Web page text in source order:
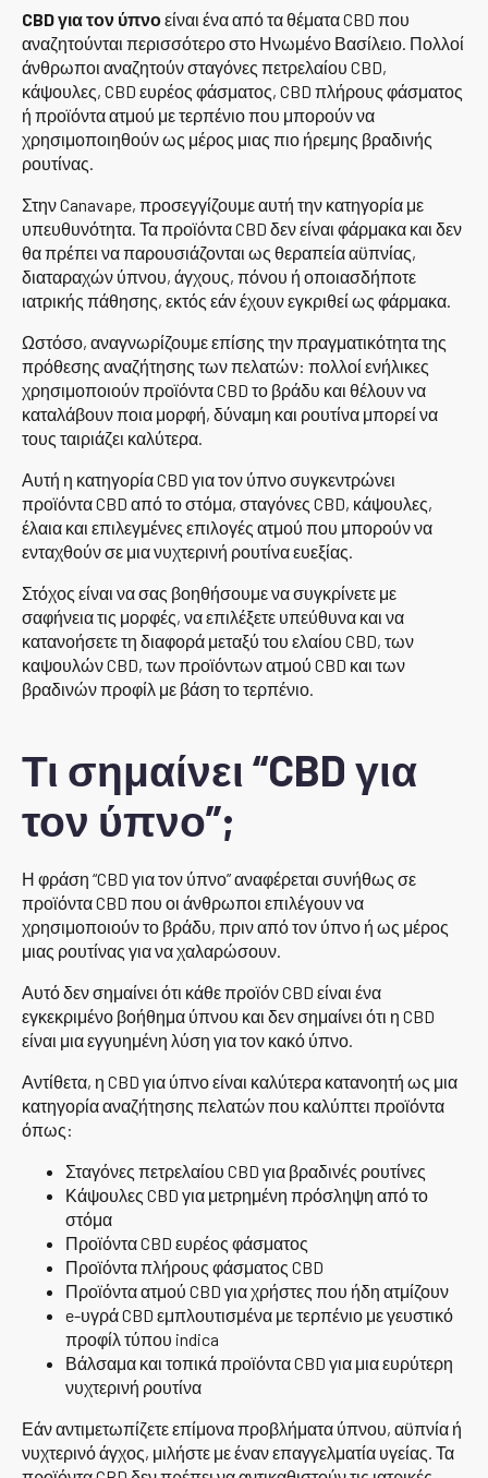
CBD για τον ύπνοείναι ένα από τα θέματα CBD που
αναζητούνται περισσότερο στο Ηνωμένο Βασίλειο. Πολλοί
άνθρωποι αναζητούν σταγόνες πετρελαίου CBD,
κάψουλες, CBD ευρέος φάσματος, CBD πλήρους φάσματος
ή προϊόντα ατμού με τερπένιο που μπορούν να
χρησιμοποιηθούν ως μέρος μιας πιο ήρεμης βραδινής
ρουτίνας.
Στην Canavape, προσεγγίζουμε αυτή την κατηγορία με
υπευθυνότητα. Τα προϊόντα CBD δεν είναι φάρμακα και δεν
θα πρέπει να παρουσιάζονται ως θεραπεία αϋπνίας,
διαταραχών ύπνου, άγχους, πόνου ή οποιασδήποτε
ιατρικής πάθησης, εκτός εάν έχουν εγκριθεί ως φάρμακα.
Ωστόσο, αναγνωρίζουμε επίσης την πραγματικότητα της
πρόθεσης αναζήτησης των πελατών: πολλοί ενήλικες
χρησιμοποιούν προϊόντα CBD το βράδυ και θέλουν να
καταλάβουν ποια μορφή, δύναμη και ρουτίνα μπορεί να
τους ταιριάζει καλύτερα.
Αυτή η κατηγορία CBD για τον ύπνο συγκεντρώνει
προϊόντα CBD από το στόμα, σταγόνες CBD, κάψουλες,
έλαια και επιλεγμένες επιλογές ατμού που μπορούν να
ενταχθούν σε μια νυχτερινή ρουτίνα ευεξίας.
Στόχος είναι να σας βοηθήσουμε να συγκρίνετε με
σαφήνεια τις μορφές, να επιλέξετε υπεύθυνα και να
κατανοήσετε τη διαφορά μεταξύ του ελαίου CBD, των
καψουλών CBD, των προϊόντων ατμού CBD και των
βραδινών προφίλ με βάση το τερπένιο.
Τι σημαίνει “CBD για
τον ύπνο”;
Η φράση “CBD για τον ύπνο” αναφέρεται συνήθως σε
προϊόντα CBD που οι άνθρωποι επιλέγουν να
χρησιμοποιούν το βράδυ, πριν από τον ύπνο ή ως μέρος
μιας ρουτίνας για να χαλαρώσουν.
Αυτό δεν σημαίνει ότι κάθε προϊόν CBD είναι ένα
εγκεκριμένο βοήθημα ύπνου και δεν σημαίνει ότι η CBD
είναι μια εγγυημένη λύση για τον κακό ύπνο.
Αντίθετα, η CBD για ύπνο είναι καλύτερα κατανοητή ως μια
κατηγορία αναζήτησης πελατών που καλύπτει προϊόντα
όπως:
Σταγόνες πετρελαίου CBD για βραδινές ρουτίνες
Κάψουλες CBD για μετρημένη πρόσληψη από το
στόμα
Προϊόντα CBD ευρέος φάσματος
Προϊόντα πλήρους φάσματος CBD
Προϊόντα ατμού CBD για χρήστες που ήδη ατμίζουν
e-υγρά CBD εμπλουτισμένα με τερπένιο με γευστικό
προφίλ τύπου indica
Βάλσαμα και τοπικά προϊόντα CBD για μια ευρύτερη
νυχτερινή ρουτίνα
Εάν αντιμετωπίζετε επίμονα προβλήματα ύπνου, αϋπνία ή
νυχτερινό άγχος, μιλήστε με έναν επαγγελματία υγείας. Τα